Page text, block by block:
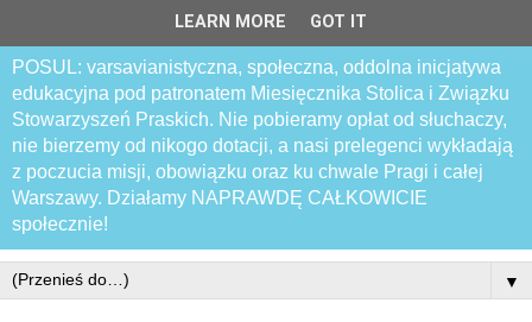
POSUL: varsavianistyczna, społeczna, oddolna inicjatywa
edukacyjna pod patronatem Miesięcznika Stolica i Związku
Stowarzyszeń Praskich. Nie pobieramy opłat od słuchaczy,
nie bierzemy od nikogo dotacji, a nasi prelegenci wykładają
z poczucia misji, obowiązku oraz ku chwale Pragi i całej
Warszawy. Działamy NAPRAWDĘ CAŁKOWICIE
społecznie!
▼
LEARN MORE GOT IT